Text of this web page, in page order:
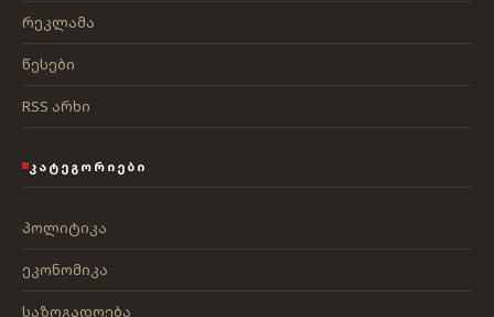
რეკლამა
წესები
RSS არხი
ᲙᲐᲢᲔᲒᲝᲠᲘᲔᲑᲘ
პოლიტიკა
ეკონომიკა
საზოგადოება